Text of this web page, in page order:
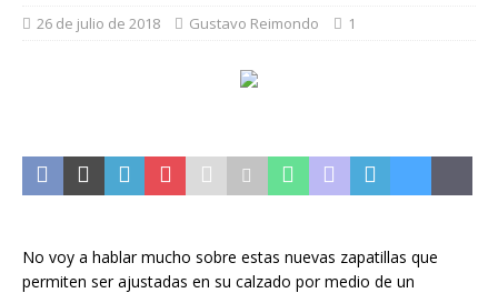
26 de julio de 2018 Gustavo Reimondo 1
No voy a hablar mucho sobre estas nuevas zapatillas que
permiten ser ajustadas en su calzado por medio de un